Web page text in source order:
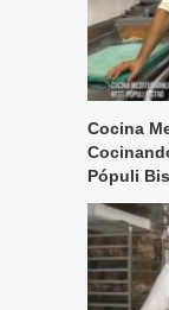
Cocina
Pópuli